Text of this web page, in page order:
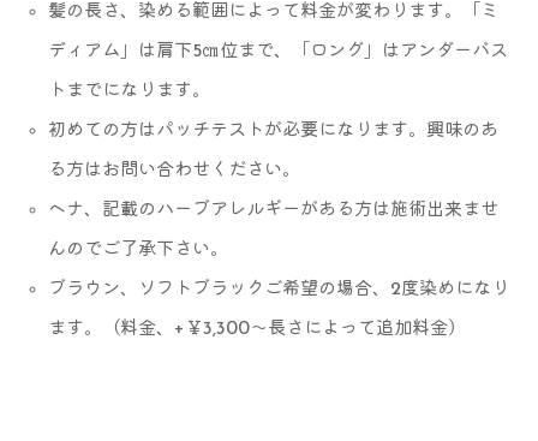
髪の長さ、染める範囲によって料金が変わります。「ミ
ディアム」は肩下5㎝位まで、「ロング」はアンダーバス
トまでになります。
初めての方はパッチテストが必要になります。興味のあ
る方はお問い合わせください。
ヘナ、記載のハーブアレルギーがある方は施術出来ませ
んのでご了承下さい。
ブラウン、ソフトブラックご希望の場合、2度染めになり
ます。（料金、+￥3,300〜長さによって追加料金）